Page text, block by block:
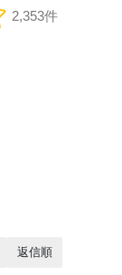
2,353件
返信順